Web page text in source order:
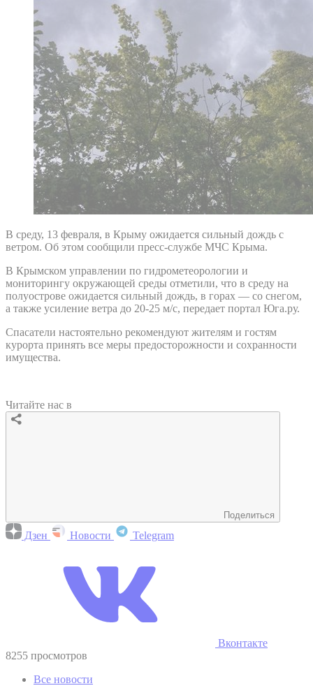
В среду, 13 февраля, в Крыму ожидается сильный дождь с
ветром. Об этом сообщили пресс-службе МЧС Крыма.
В Крымском управлении по гидрометеорологии и
мониторингу окружающей среды отметили, что в среду на
полуострове ожидается сильный дождь, в горах — со снегом,
а также усиление ветра до 20-25 м/с, передает портал Юга.ру.
Спасатели настоятельно рекомендуют жителям и гостям
курорта принять все меры предосторожности и сохранности
имущества.
Читайте нас в
Поделиться
Дзен Новости Telegram
Вконтакте
8255 просмотров
Все новости